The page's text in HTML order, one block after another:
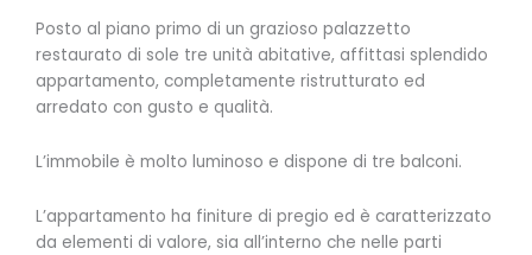
Posto al piano primo di un grazioso palazzetto
restaurato di sole tre unità abitative, affittasi splendido
appartamento, completamente ristrutturato ed
arredato con gusto e qualità.
L’immobile è molto luminoso e dispone di tre balconi.
L’appartamento ha finiture di pregio ed è caratterizzato
da elementi di valore, sia all’interno che nelle parti